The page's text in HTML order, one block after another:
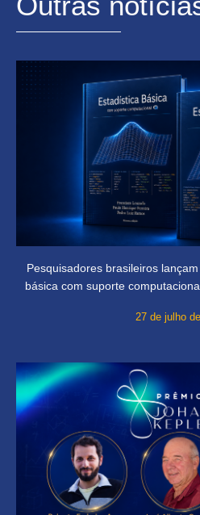
Pesquisadores brasileiros
básica com suporte
27 de julho